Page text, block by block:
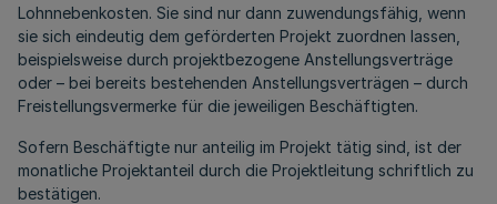
Lohnnebenkosten. Sie sind nur dann zuwendungsfähig, wenn
sie sich eindeutig dem geförderten Projekt zuordnen lassen,
beispielsweise durch projektbezogene Anstellungsverträge
oder – bei bereits bestehenden Anstellungsverträgen – durch
Freistellungsvermerke für die jeweiligen Beschäftigten.
Sofern Beschäftigte nur anteilig im Projekt tätig sind, ist der
monatliche Projektanteil durch die Projektleitung schriftlich zu
bestätigen.